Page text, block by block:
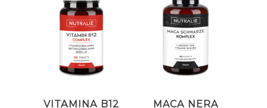
VITAMINA B12 MACA NERA